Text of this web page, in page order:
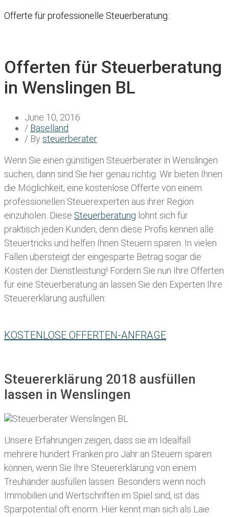
Offerte für professionelle Steuerberatung:
Offerten für Steuerberatung
in Wenslingen BL
June 10, 2016
/ Baselland
/ By steuerberater
Wenn Sie einen günstigen Steuerberater in Wenslingen
suchen, dann sind Sie hier genau richtig. Wir bieten Ihnen
die Möglichkeit, eine kostenlose Offerte von einem
professionellen Steuerexperten aus ihrer Region
einzuholen. Diese Steuerberatung lohnt sich für
praktisch jeden Kunden, denn diese Profis kennen alle
Steuertricks und helfen Ihnen Steuern sparen. In vielen
Fällen übersteigt der eingesparte Betrag sogar die
Kosten der Dienstleistung! Fordern Sie nun Ihre Offerten
für eine Steuerberatung an lassen Sie den Experten Ihre
Steuererklärung ausfüllen:
KOSTENLOSE OFFERTEN-ANFRAGE
Steuererklärung 2018 ausfüllen
lassen in Wenslingen
Unsere Erfahrungen zeigen, dass sie im Idealfall
mehrere hundert Franken pro Jahr an Steuern sparen
können, wenn Sie Ihre Steuererklärung von einem
Treuhänder ausfüllen lassen . Besonders wenn noch
Immobilien und Wertschriften im Spiel sind, ist das
Sparpotential oft enorm. Hier kennt man sich als Laie